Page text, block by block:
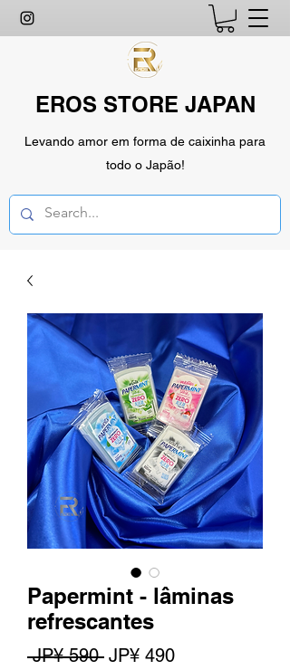
EROS STORE JAPAN
Levando amor em forma de caixinha para
todo o Japão!
Papermint - lâminas
refrescantes
JP¥ 590 Preço
JP¥ 490Preço